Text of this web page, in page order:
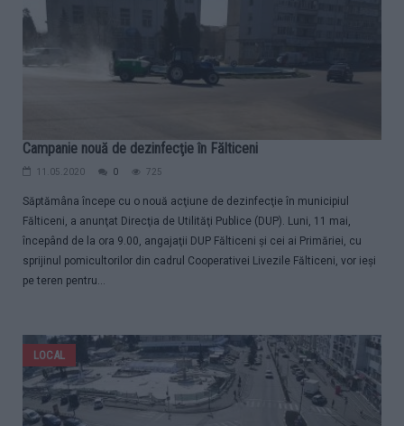
Campanie nouă de dezinfecţie în Fălticeni
11.05.2020 0 725
Săptămâna începe cu o nouă acţiune de dezinfecţie în municipiul
Fălticeni, a anunţat Direcţia de Utilităţi Publice (DUP). Luni, 11 mai,
începând de la ora 9.00, angajaţii DUP Fălticeni şi cei ai Primăriei, cu
sprijinul pomicultorilor din cadrul Cooperativei Livezile Fălticeni, vor ieşi
pe teren pentru...
LOCAL